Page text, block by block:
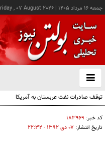
جمعه ۱۶ مرداد ۱۴۰۵ |
, 07 August 2026
باز
و
توقف صادرات نفت عربستان به آمریکا
کد خبر: ۱۸۳۹۶۹
تاریخ انتشار: ۰۷ دی ۱۳۹۲ - ۲۲:۳۲